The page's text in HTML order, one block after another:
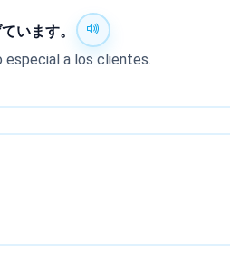
います。
a los clientes.